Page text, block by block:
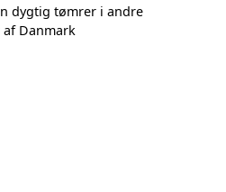
dygtig tømrer i andre
Danmark